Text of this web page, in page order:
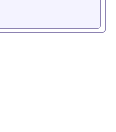
ул. Моисеенко, 5